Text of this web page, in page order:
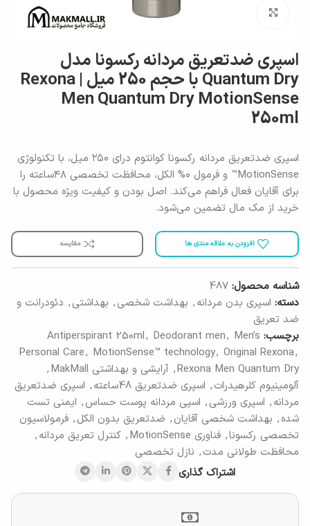
برای بزرگنمایی کلیک کنید
اسپری ضدتعریق مردانه رکسونا مدل
Quantum Dry با حجم 250 میل | Rexona
Men Quantum Dry MotionSense
250ml
اسپری ضدتعریق مردانه رکسونا کوانتوم درای ۲۵۰ میل، با تکنولوژی
MotionSense™ و فرمول ۰% الکل، محافظت تخصصی ۴۸ساعته را
برای آقایان فعال فراهم می‌کند. اصل بودن و کیفیت ویژه محصول با
خرید از مک مال تضمین می‌شود.
افزودن به علاقه مندی ها مقایسه
شناسه محصول: 487
دسته: اسپری بدن مردانه, بهداشت شخصی, بهداشتی, دئودرانت و
ضد تعریق
برچسب:
Antiperspirant 250ml, Deodorant men, Men’s
Personal Care, MotionSense™ technology, Original Rexona,
Rexona Men Quantum Dry
, آرایشی و بهداشتی MakMall
,
آلومینیوم کلرهیدرات, اسپری ضدتعریق 48ساعته , اسپری ضدتعریق
مردانه, اسپری ورزشی, اسپی مردانه پوست حساس, ایمنی تست
شده, بهداشت شخصی آقایان, ضدتعریق بدون الکل, فرمولاسیون
تخصصی رکسونا, فناوری MotionSense , کنترل تعریق مردانه,
محافظت طولانی مدت, نازل تخصصی
اشتراک گذاری